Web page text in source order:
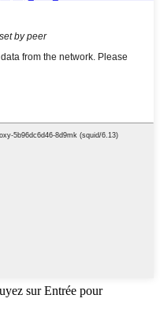
sur Entrée pour